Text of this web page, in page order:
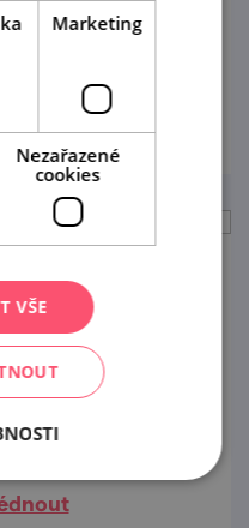
u sklepů na
Slavín!
plná vůně
dekorace, jmelí,
i kovář!
Marketing
Nezařazené
cookies
VŠE